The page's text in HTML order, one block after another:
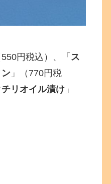
550円税込）、「 ス
」（770円税
リオイル漬け 」